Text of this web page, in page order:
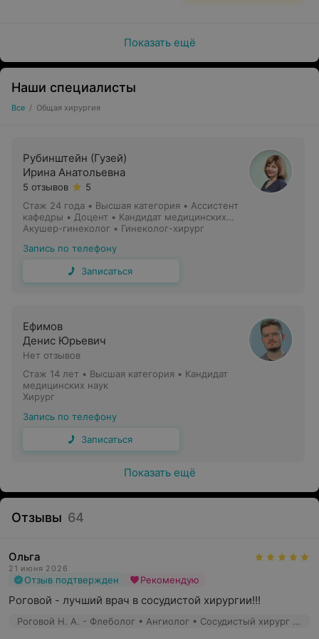
папиллом лазером с помощью лазерной системы
вросшего ногтя. Правильно выполненное
вмешательство практически сводит к нулю
Нужен хороший хирург? Обращайтесь в «Нордин»!
Хороший хирург в представлении пациента — это
отзывчивый и опытный врач, который поставит точный
диагноз и успешно проведет операцию. Хирурги
нашего центра — это профессионалы, которые, кроме
ежедневной практики, постоянно совершенствуют свои
в зарубежных клиниках.
Такому врачу можно доверить своё здоровье!
Перечень проводимых манипуляций
Показать ещё
Наши специалисты
Все / Общая хирургия
Рубинштейн (Гузей)
Ирина Анатольевна
5 отзывов
5
Стаж 24 года • Высшая категория • Ассистент
кафедры • Доцент • Кандидат медицинских
наук
Акушер-гинеколог • Гинеколог-хирург
Запись по телефону
Записаться
Ефимов
Денис Юрьевич
Нет отзывов
Стаж 14 лет • Высшая категория • Кандидат
медицинских наук
Хирург
Запись по телефону
Записаться
Показать ещё
Отзывы 64
Ольга
21 июня 2026
Отзыв подтвержден Рекомендую
Роговой - лучший врач в сосудистой хирургии!!!
Роговой Н. А. - Флеболог • Ангиолог • Сосудистый хирург • Хирург